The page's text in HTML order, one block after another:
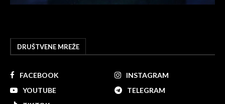
DRUŠTVENE MREŽE
FACEBOOK
INSTAGRAM
YOUTUBE
TELEGRAM